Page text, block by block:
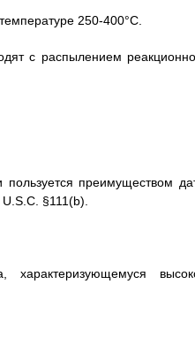
250-400°С.
с распылением
преимуществом
§111(b).